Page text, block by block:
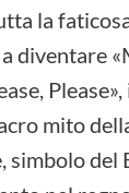
la
diventare
mito
simbolo del